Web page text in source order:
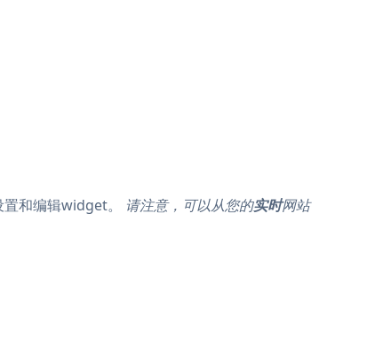
和编辑widget。 请注意，可以从您的实时网站